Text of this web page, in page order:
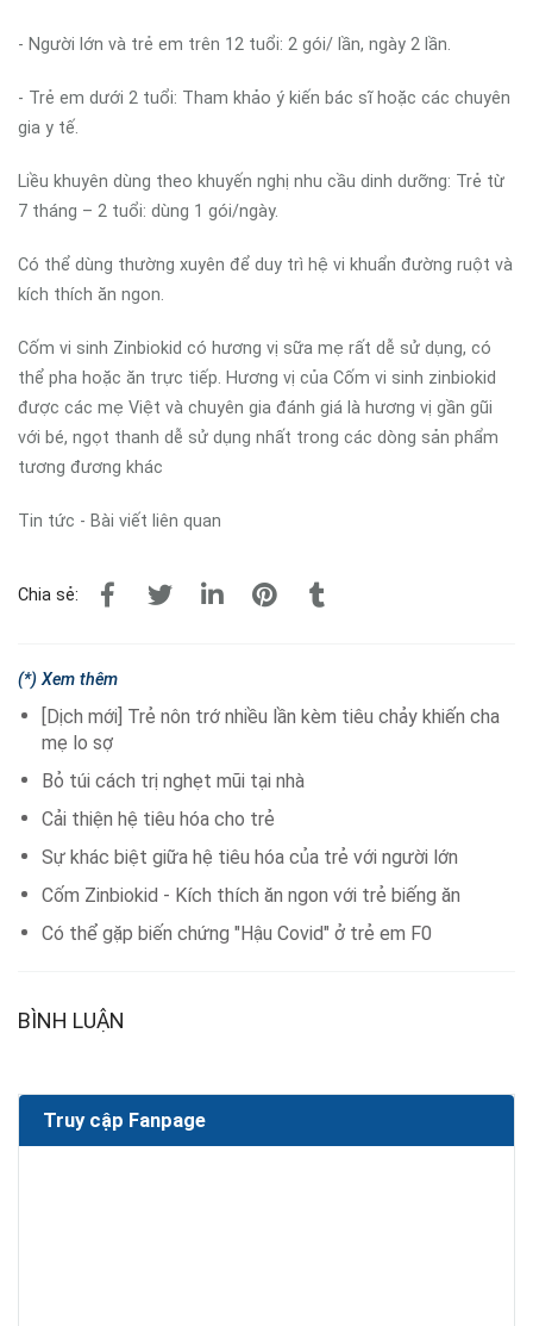
- Người lớn và trẻ em trên 12 tuổi: 2 gói/ lần, ngày 2 lần.
- Trẻ em dưới 2 tuổi: Tham khảo ý kiến bác sĩ hoặc các chuyên
gia y tế.
Liều khuyên dùng theo khuyến nghị nhu cầu dinh dưỡng: Trẻ từ
7 tháng – 2 tuổi: dùng 1 gói/ngày.
Có thể dùng thường xuyên để duy trì hệ vi khuẩn đường ruột và
kích thích ăn ngon.
Cốm vi sinh Zinbiokid có hương vị sữa mẹ rất dễ sử dụng, có
thể pha hoặc ăn trực tiếp. Hương vị của Cốm vi sinh zinbiokid
được các mẹ Việt và chuyên gia đánh giá là hương vị gần gũi
với bé, ngọt thanh dễ sử dụng nhất trong các dòng sản phẩm
tương đương khác
Tin tức - Bài viết liên quan
Chia sẻ:
(*) Xem thêm
[Dịch mới] Trẻ nôn trớ nhiều lần kèm tiêu chảy khiến cha
mẹ lo sợ
Bỏ túi cách trị nghẹt mũi tại nhà
Cải thiện hệ tiêu hóa cho trẻ
Sự khác biệt giữa hệ tiêu hóa của trẻ với người lớn
Cốm Zinbiokid - Kích thích ăn ngon với trẻ biếng ăn
Có thể gặp biến chứng "Hậu Covid" ở trẻ em F0
BÌNH LUẬN
Truy cập Fanpage